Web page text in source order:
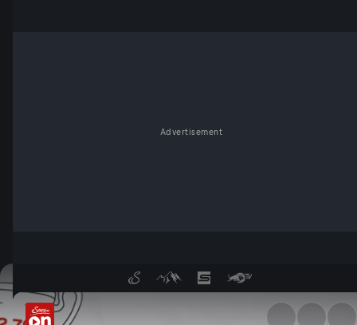
Advertisement
Österreichs